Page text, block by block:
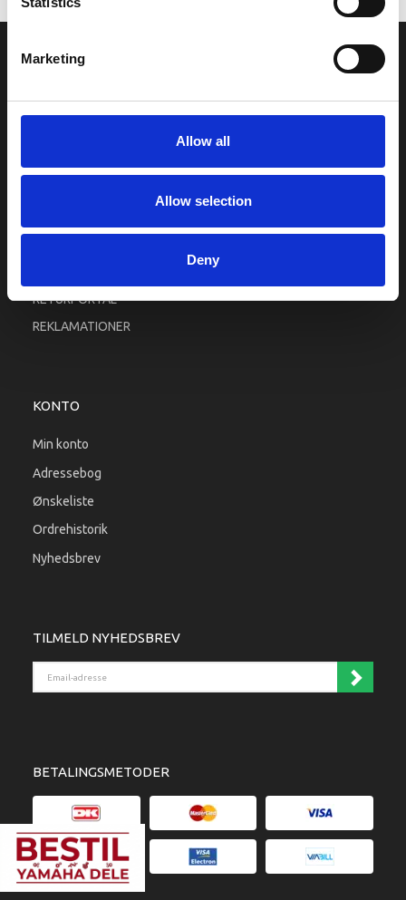
Marketing
Allow all
Allow selection
Deny
naturligvis, hvis dette er tilfældet.
INFORMATIONER
RETURPORTAL
REKLAMATIONER
KONTO
Min konto
Adressebog
Ønskeliste
Ordrehistorik
Nyhedsbrev
TILMELD NYHEDSBREV
BETALINGSMETODER